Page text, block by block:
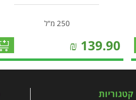
250 מ"ל
139.90
₪
קטגוריות